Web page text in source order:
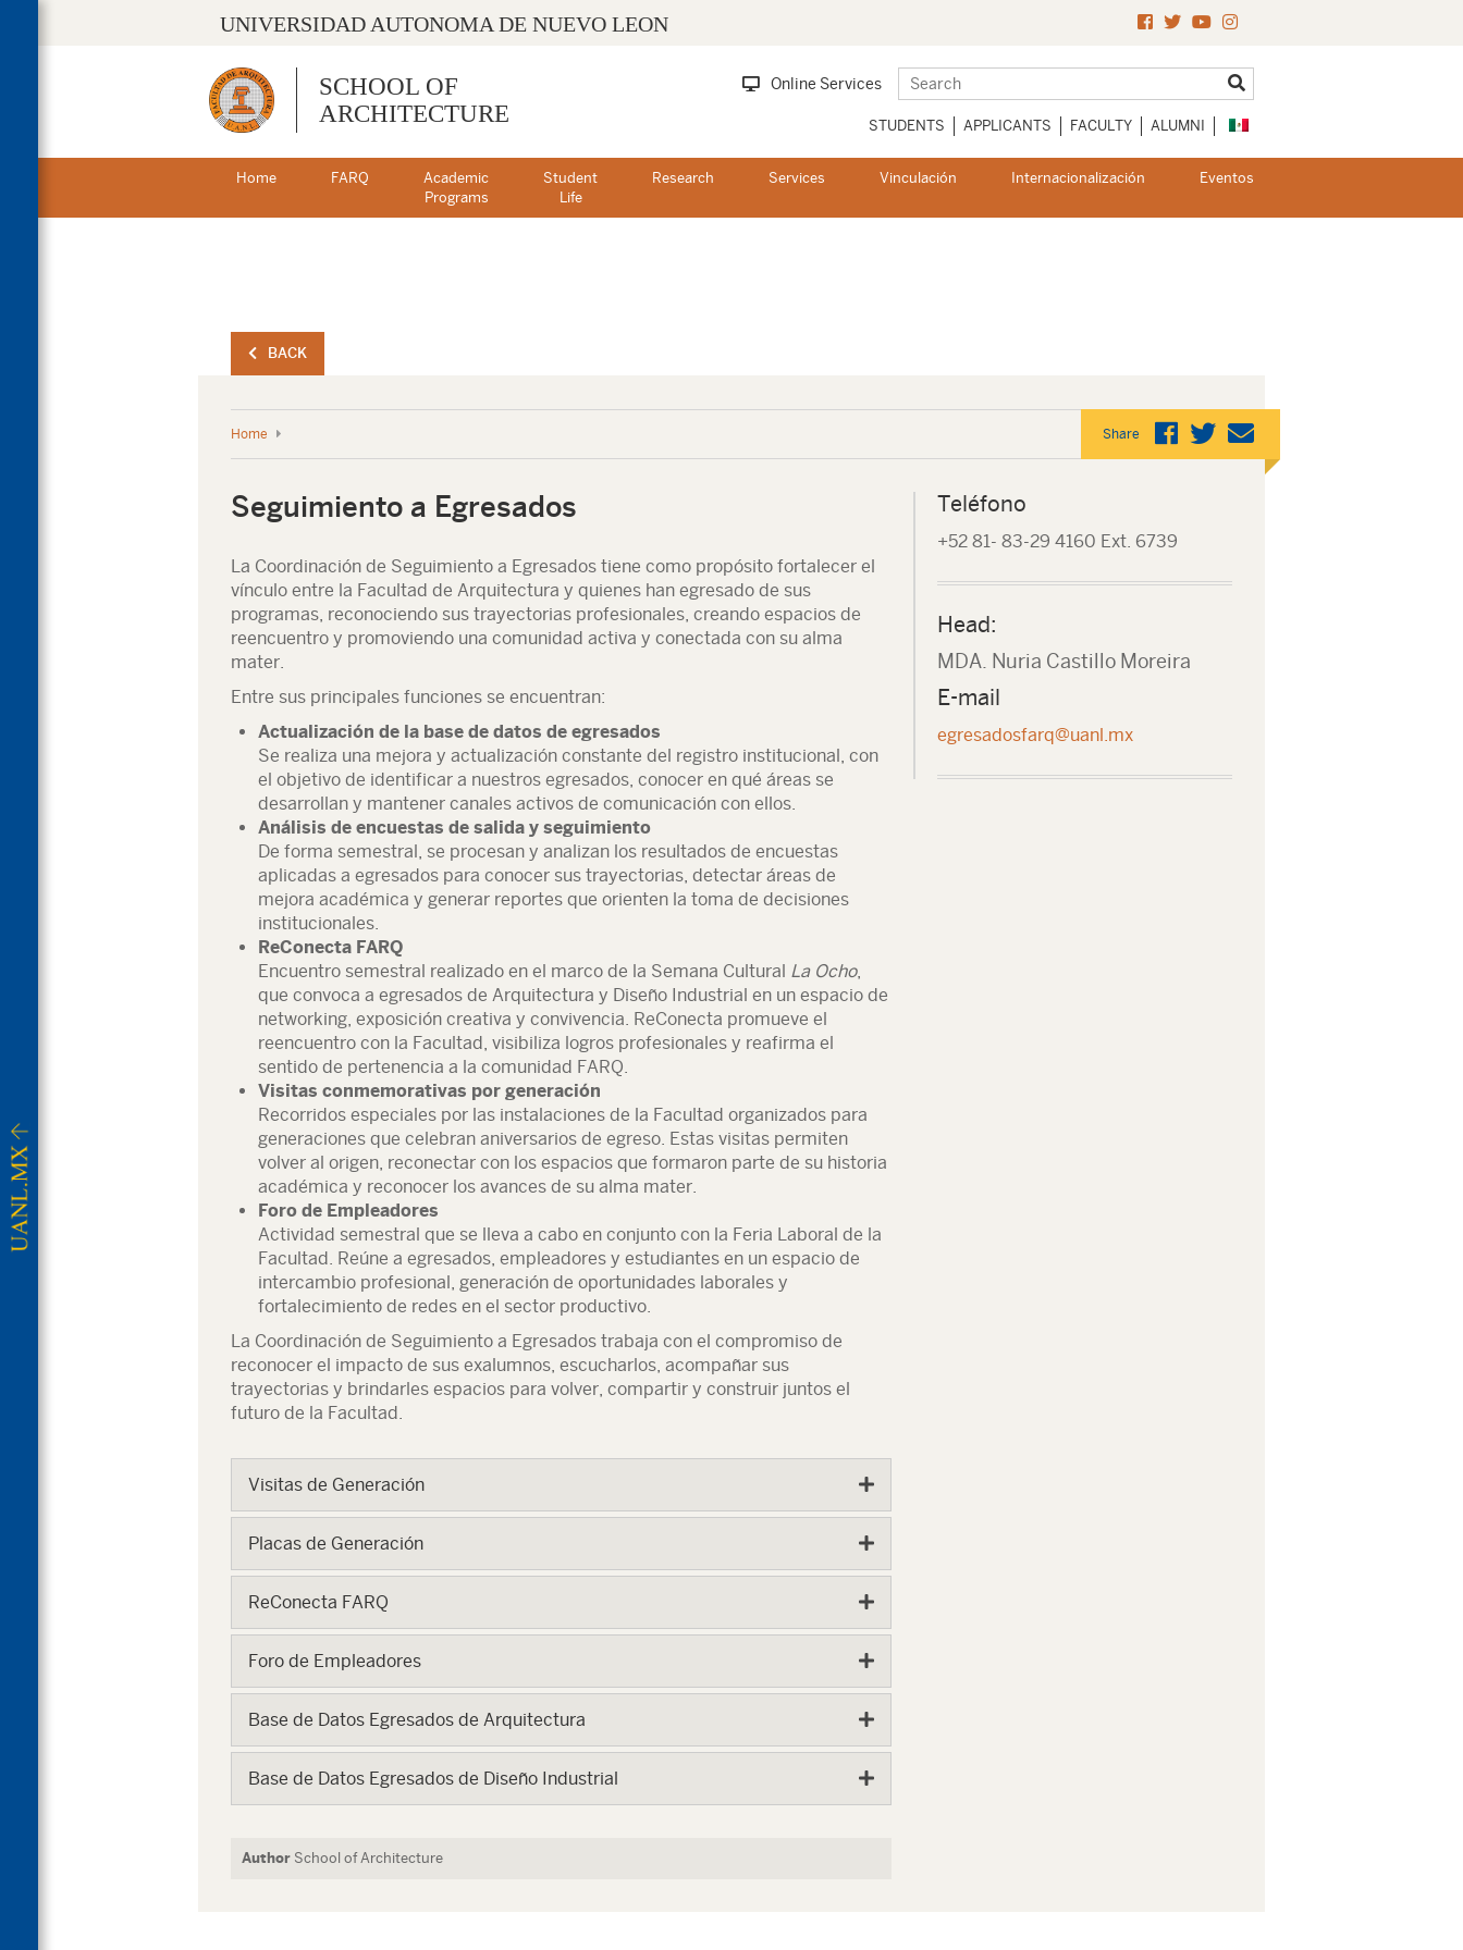
UNIVERSIDAD AUTONOMA DE NUEVO LEON
SCHOOL OF
ARCHITECTURE
Online Services
STUDENTS APPLICANTS FACULTY ALUMNI
Home FARQ
Academic
Programs
Student
Life
Research Services Vinculación Internacionalización Eventos
BACK
Home Share
Seguimiento a Egresados
La Coordinación de Seguimiento a Egresados tiene como propósito fortalecer el
vínculo entre la Facultad de Arquitectura y quienes han egresado de sus
programas, reconociendo sus trayectorias profesionales, creando espacios de
reencuentro y promoviendo una comunidad activa y conectada con su alma
mater.
Entre sus principales funciones se encuentran:
Actualización de la base de datos de egresados
Se realiza una mejora y actualización constante del registro institucional, con
el objetivo de identificar a nuestros egresados, conocer en qué áreas se
desarrollan y mantener canales activos de comunicación con ellos.
Análisis de encuestas de salida y seguimiento
De forma semestral, se procesan y analizan los resultados de encuestas
aplicadas a egresados para conocer sus trayectorias, detectar áreas de
mejora académica y generar reportes que orienten la toma de decisiones
institucionales.
ReConecta FARQ
Encuentro semestral realizado en el marco de la Semana Cultural La Ocho,
que convoca a egresados de Arquitectura y Diseño Industrial en un espacio de
networking, exposición creativa y convivencia. ReConecta promueve el
reencuentro con la Facultad, visibiliza logros profesionales y reafirma el
sentido de pertenencia a la comunidad FARQ.
Visitas conmemorativas por generación
Recorridos especiales por las instalaciones de la Facultad organizados para
generaciones que celebran aniversarios de egreso. Estas visitas permiten
volver al origen, reconectar con los espacios que formaron parte de su historia
académica y reconocer los avances de su alma mater.
Foro de Empleadores
Actividad semestral que se lleva a cabo en conjunto con la Feria Laboral de la
Facultad. Reúne a egresados, empleadores y estudiantes en un espacio de
intercambio profesional, generación de oportunidades laborales y
fortalecimiento de redes en el sector productivo.
La Coordinación de Seguimiento a Egresados trabaja con el compromiso de
reconocer el impacto de sus exalumnos, escucharlos, acompañar sus
trayectorias y brindarles espacios para volver, compartir y construir juntos el
futuro de la Facultad.
Visitas de Generación
Placas de Generación
ReConecta FARQ
Foro de Empleadores
Base de Datos Egresados de Arquitectura
Base de Datos Egresados de Diseño Industrial
Author School of Architecture
Teléfono
+52 81- 83-29 4160 Ext. 6739
Head:
MDA. Nuria Castillo Moreira
E-mail
egresadosfarq@uanl.mx